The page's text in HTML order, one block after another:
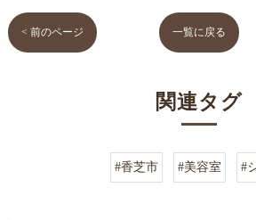
< 前のページ 一覧に戻る
関連タグ
#香芝市 #美容室 #